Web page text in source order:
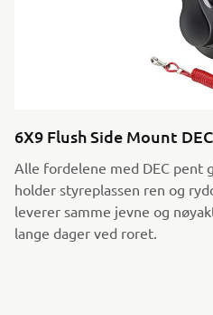
6X9 Flush Side Mount DEC
Alle fordelene med DEC pent
holder styreplassen ren og
leverer samme jevne og
lange dager ved roret.